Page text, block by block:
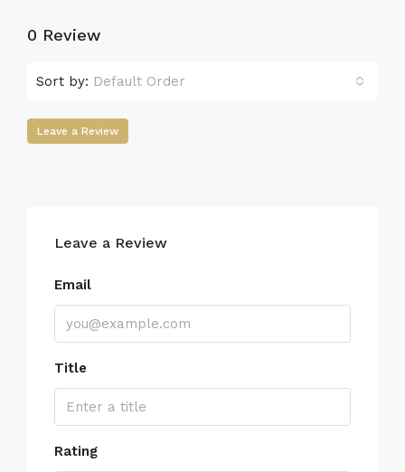
0 Review
Sort by: Default Order
Leave a Review
Leave a Review
Email
Title
Rating